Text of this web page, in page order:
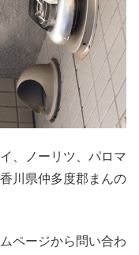
、ノーリツ、パロマ
川県仲多度郡まんの
ページから問い合わ